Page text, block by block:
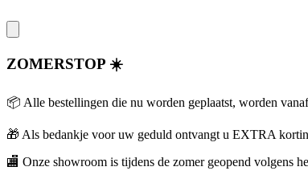
ZOMERSTOP ☀️
📦 Alle bestellingen die nu worden geplaatst, worden
🎁 Als bedankje voor uw geduld ontvangt u EXTRA
🏬 Onze showroom is tijdens de zomer geopend volgens